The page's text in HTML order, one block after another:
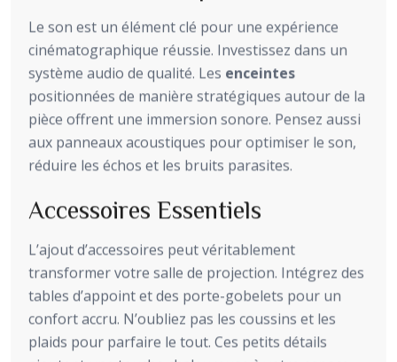
Le son est un élément clé pour une expérience
cinématographique réussie. Investissez dans un
système audio de qualité. Les enceintes
positionnées de manière stratégiques autour de la
pièce offrent une immersion sonore. Pensez aussi
aux panneaux acoustiques pour optimiser le son,
réduire les échos et les bruits parasites.
Accessoires Essentiels
L’ajout d’accessoires peut véritablement
transformer votre salle de projection. Intégrez des
tables d’appoint et des porte-gobelets pour un
confort accru. N’oubliez pas les coussins et les
plaids pour parfaire le tout. Ces petits détails